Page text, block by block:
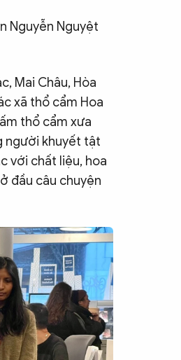
Nguyễn Nguyệt
Mai Châu, Hòa
xã thổ cẩm Hoa
thổ cẩm xưa
người khuyết tật
với chất liệu, hoa
đầu câu chuyện